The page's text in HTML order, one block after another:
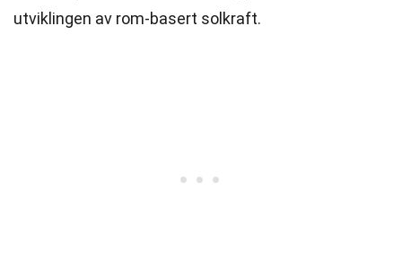
utviklingen av rom-basert solkraft.